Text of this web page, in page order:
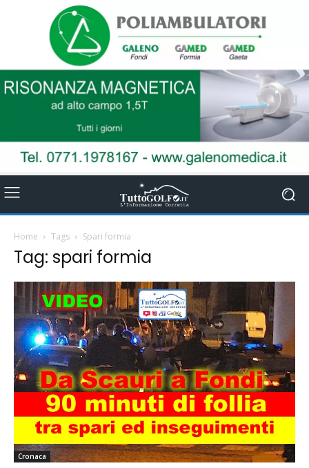
Home Tags Spari formia
Tag: spari formia
Cronaca